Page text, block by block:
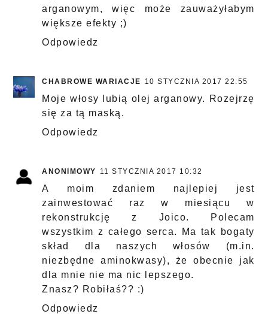
arganowym, więc może zauważyłabym
większe efekty ;)
Odpowiedz
CHABROWE WARIACJE 10 STYCZNIA 2017 22:55
Moje włosy lubią olej arganowy. Rozejrzę
się za tą maską.
Odpowiedz
ANONIMOWY 11 STYCZNIA 2017 10:32
A moim zdaniem najlepiej jest
zainwestować raz w miesiącu w
rekonstrukcję z Joico. Polecam
wszystkim z całego serca. Ma tak bogaty
skład dla naszych włosów (m.in.
niezbędne aminokwasy), że obecnie jak
dla mnie nie ma nic lepszego.
Znasz? Robiłaś?? :)
Odpowiedz